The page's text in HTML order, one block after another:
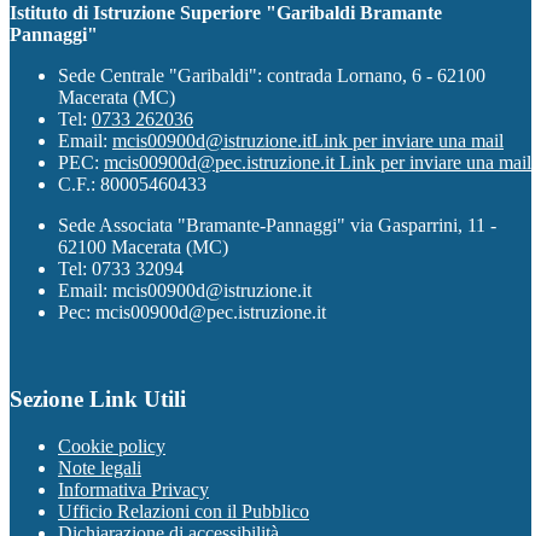
Istituto di Istruzione Superiore "Garibaldi Bramante
Pannaggi"
Sede Centrale "Garibaldi": contrada Lornano, 6 - 62100
Macerata (MC)
Tel: 0733 262036
Email: mcis00900d@istruzione.itLink per inviare una mail
PEC: mcis00900d@pec.istruzione.it Link per inviare una mail
C.F.: 80005460433
Sede Associata "Bramante-Pannaggi" via Gasparrini, 11 -
62100 Macerata (MC)
Tel: 0733 32094
Email: mcis00900d@istruzione.it
Pec: mcis00900d@pec.istruzione.it
Sezione Link Utili
Cookie policy
Note legali
Informativa Privacy
Ufficio Relazioni con il Pubblico